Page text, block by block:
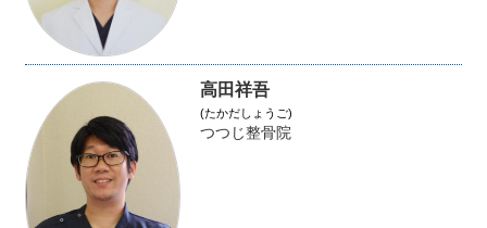
高田祥吾
(たかだしょうご)
つつじ整骨院